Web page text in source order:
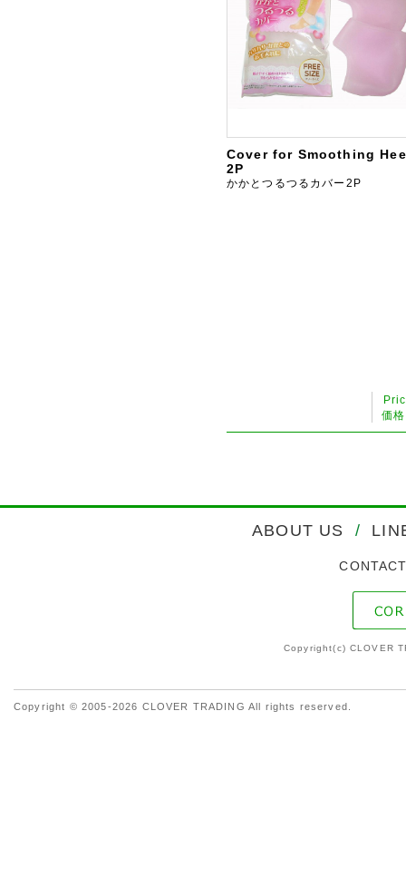
Cover for Smoothing
2P
かかとつるつるカバー2P
価
ABOUT US /
Copyright(c) CLOVER
Copyright © 2005-2026 CLOVER TRADING All rights reserved.